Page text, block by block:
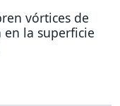
vórtices de
en la superficie